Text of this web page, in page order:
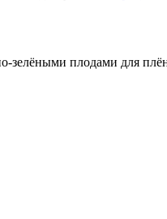
зелёными плодами для